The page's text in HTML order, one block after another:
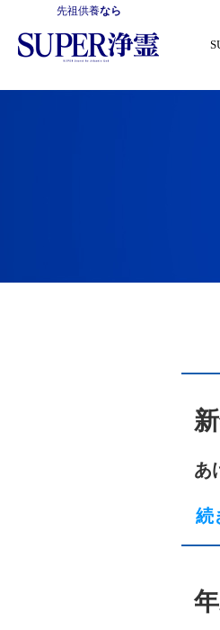
先祖供養なら
あ
続